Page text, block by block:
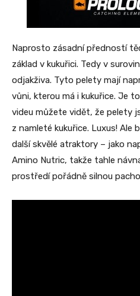
Naprosto zásadní předností
základ v kukuřici. Tedy v
odjakživa. Tyto pelety mají
vůni, kterou má i kukuřice. Je
videu můžete vidět, že pelety
z namleté kukuřice. Luxus! Ale
další skvělé atraktory – jako
Amino Nutric, takže tahle
prostředí pořádně silnou